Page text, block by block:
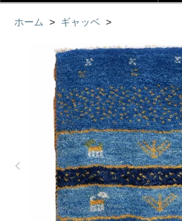
ホーム > ギャッベ >